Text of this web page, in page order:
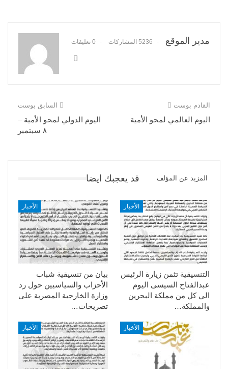
مدير الموقع 5236 المشاركات 0 تعليقات
السابق بوست
اليوم الدولي لمحو الأمية –
٨ سبتمبر
القادم بوست
اليوم العالمي لمحو الأمية
قد يعجبك ايضا المزيد عن المؤلف
الأخبار
بيان من تنسيقية شباب
الأحزاب والسياسيين حول رد
وزارة الخارجية المصرية على
تصريحات…
الأخبار
التنسيقية تثمن زيارة الرئيس
عبدالفتاح السيسى اليوم
الي كل من مملكة البحرين
والمملكة…
الأخبار الأخبار